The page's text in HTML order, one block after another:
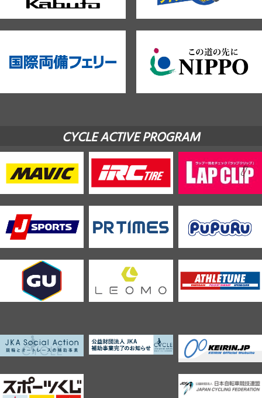
CYCLE ACTIVE PROGRAM